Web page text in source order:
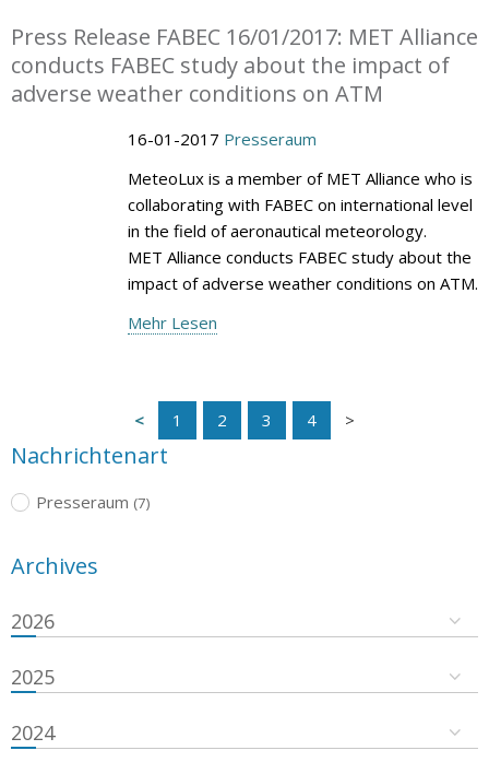
Press Release FABEC 16/01/2017: MET Alliance
conducts FABEC study about the impact of
adverse weather conditions on ATM
16-01-2017 Presseraum
MeteoLux is a member of MET Alliance who is
collaborating with FABEC on international level
in the field of aeronautical meteorology.
MET Alliance conducts FABEC study about the
impact of adverse weather conditions on ATM.
Mehr Lesen
1 2 3 4
Nachrichtenart
Presseraum (7)
Archives
2026
2025
2024